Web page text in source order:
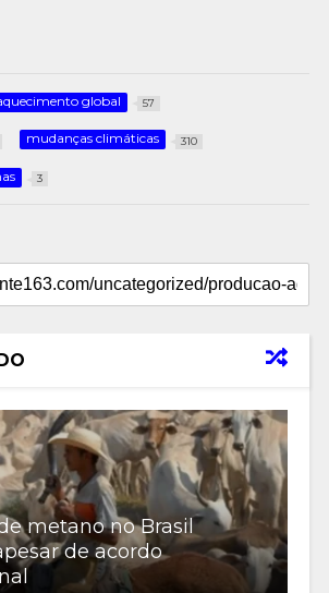
global 57
mudanças climáticas 310
3
metano no Brasil
de acordo